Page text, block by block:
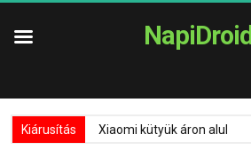
NapiDroid
Kiárusítás Xiaomi kütyük áron alul